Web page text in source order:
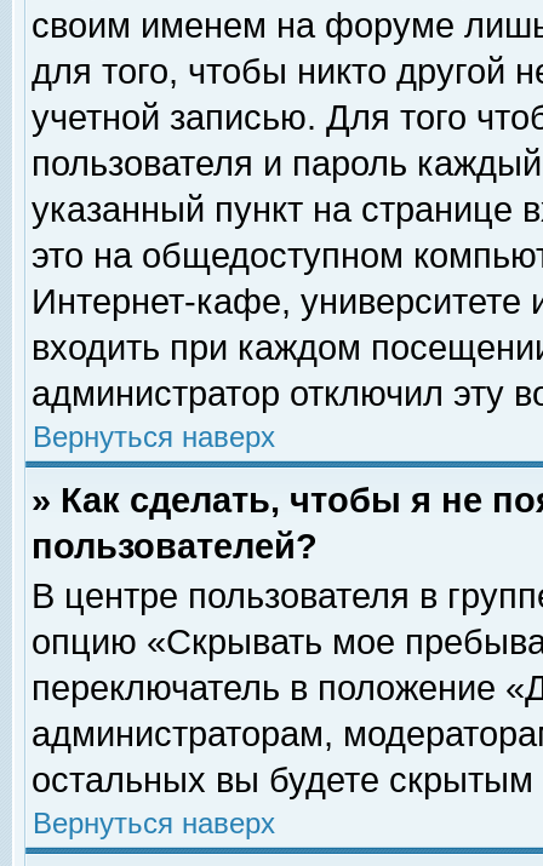
своим именем на форуме
для того, чтобы никто другой
учетной записью. Для того
пользователя и пароль
указанный пункт на
это на общедоступном
Интернет-кафе, университете
входить при каждом
администратор отключил эту
Вернуться наверх
» Как сделать, чтобы я не
пользователей?
В центре пользователя в
опцию «Скрывать мое
переключатель в положение
администраторам,
остальных вы будете скрытым
Вернуться наверх